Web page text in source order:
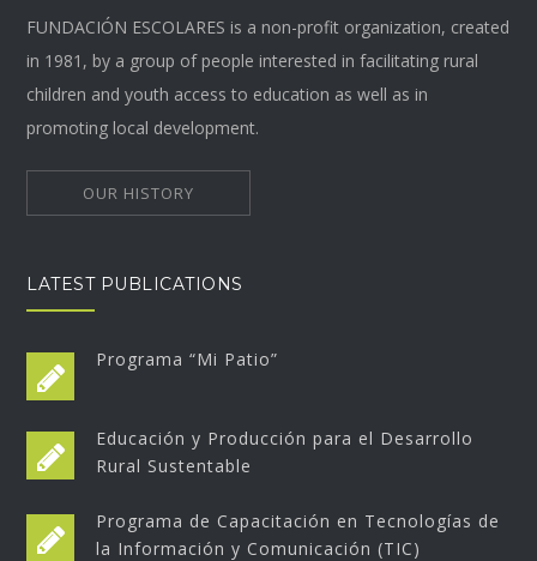
FUNDACIÓN ESCOLARES is a non-profit organization, created
in 1981, by a group of people interested in facilitating rural
children and youth access to education as well as in
promoting local development.
OUR HISTORY
LATEST PUBLICATIONS
Programa “Mi Patio”
Educación y Producción para el Desarrollo
Rural Sustentable
Programa de Capacitación en Tecnologías de
la Información y Comunicación (TIC)